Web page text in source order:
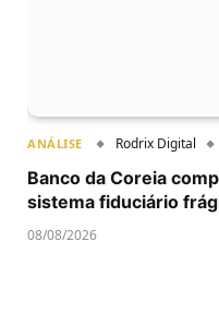
ANÁLISE Rodrix Digital
Banco da Coreia
sistema fiduciário
08/08/2026